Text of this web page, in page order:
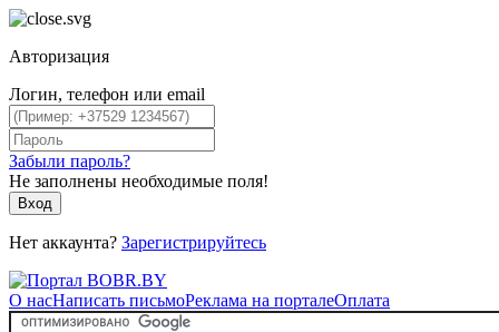
Авторизация
Логин, телефон или email
Забыли пароль?
Не заполнены необходимые поля!
Вход
Нет аккаунта? Зарегистрируйтесь
О насНаписать письмоРеклама на порталеОплата